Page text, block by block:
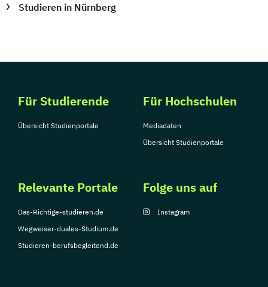
Studieren in Nürnberg
Für Studierende
Übersicht Studienportale
Für Hochschulen
Mediadaten
Übersicht Studienportale
Relevante Portale
Das-Richtige-studieren.de
Wegweiser-duales-Studium.de
Studieren-berufsbegleitend.de
Folge uns auf
Instagram